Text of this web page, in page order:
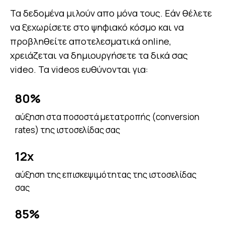
Τα δεδομένα μιλούν απο μόνα τους. Εάν θέλετε
να ξεχωρίσετε στο ψηφιακό κόσμο και να
προβληθείτε αποτελεσματικά online,
χρειάζεται να δημιουργήσετε τα δικά σας
video. Τα videos ευθύνονται για:
80%
αύξηση στα ποσοστά μετατροπής (conversion
rates) της ιστοσελίδας σας
12x
αύξηση της επισκεψιμότητας της ιστοσελίδας
σας
85%